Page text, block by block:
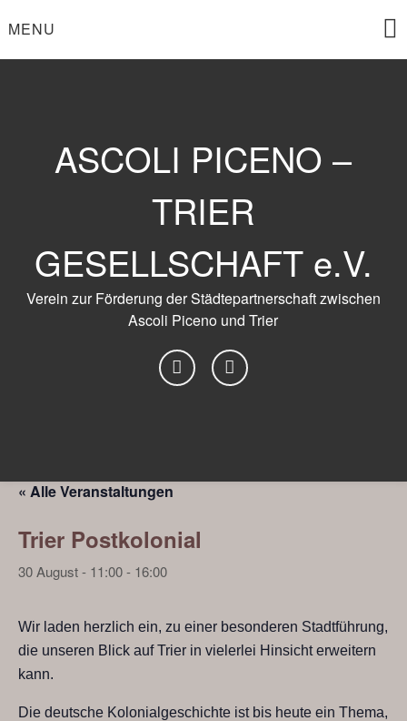
toMENU
ASCOLI PICENO –
TRIER
GESELLSCHAFT e.V.
Verein zur Förderung der Städtepartnerschaft zwischen
Ascoli Piceno und Trier
« Alle Veranstaltungen
Trier Postkolonial
30 August - 11:00- 16:00
Wir laden herzlich ein, zu einer besonderen Stadtführung,
die unseren Blick auf Trier in vielerlei Hinsicht erweitern
kann.
Die deutsche Kolonialgeschichte ist bis heute ein Thema,